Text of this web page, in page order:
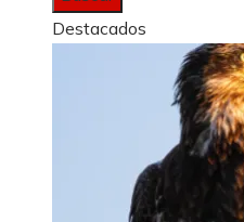
Destacados